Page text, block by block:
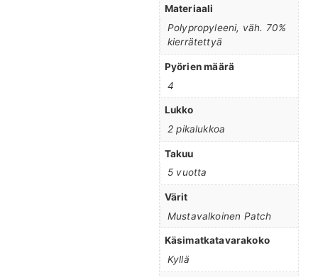
Materiaali
Polypropyleeni, väh. 70%
kierrätettyä
Pyörien määrä
4
Lukko
2 pikalukkoa
Takuu
5 vuotta
Värit
Mustavalkoinen Patch
Käsimatkatavarakoko
Kyllä